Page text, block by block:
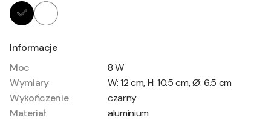
Informacje
Moc
8 W
Wymiary
W: 12 cm, H: 10.5 cm, Ø: 6.5 cm
Wykończenie
czarny
Materiał
aluminium